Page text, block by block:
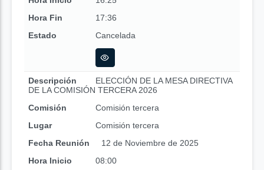
Hora Fin
17:36
Estado
Cancelada
Descripción
ELECCIÓN DE LA MESA DIRECTIVA
DE LA COMISIÓN TERCERA 2026
Comisión
Comisión tercera
Lugar
Comisión tercera
Fecha Reunión
12 de Noviembre de 2025
Hora Inicio
08:00